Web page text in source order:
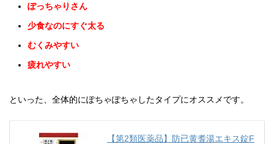
ぽっちゃりさん
少食なのにすぐ太る
むくみやすい
疲れやすい
といった、全体的にぽちゃぽちゃしたタイプにオススメです。
【第2類医薬品】防已黄耆湯エキス錠F